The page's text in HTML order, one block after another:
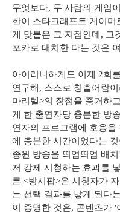
무엇보다, 두 사람의 게임
한이 스타크래프트 게이
게 맞붙은 그 지점인데, 그
포카로 대치한 다는 것은
아이러니하게도 이제 2회
연구해, 스스로 청출어람
마리텔>의 장점을 증거하
게 한 출연자당 충분한 방
연자의 프로그램에 호응을
에 충분한 시간이었다는
종원 방송을 띄엄띄엄 배
저 강제 시청하는 효과를
른 <방시팝>은 시청자가
는 선택 결과를 낳게 된다
이 증명한 것은, 콘텐츠가